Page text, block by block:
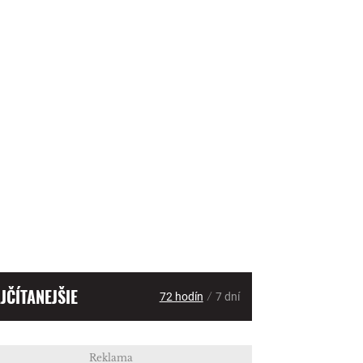
72 hodín / 7 dní
Reklama